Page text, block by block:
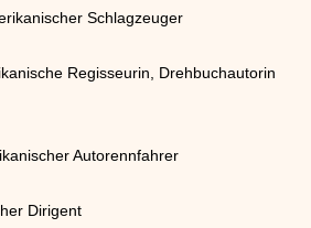
Schlagzeuger
Regisseurin, Drehbuchautorin
Autorennfahrer
Dirigent